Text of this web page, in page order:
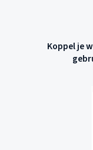
Koppel je